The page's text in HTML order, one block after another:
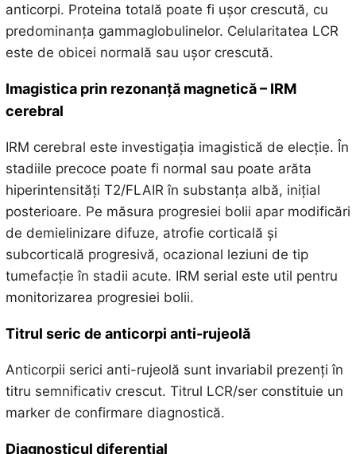
anticorpi. Proteina totală poate fi ușor crescută, cu
predominanța gammaglobulinelor. Celularitatea LCR
este de obicei normală sau ușor crescută.
Imagistica prin rezonanță magnetică – IRM
cerebral
IRM cerebral este investigația imagistică de elecție. În
stadiile precoce poate fi normal sau poate arăta
hiperintensități T2/FLAIR în substanța albă, inițial
posterioare. Pe măsura progresiei bolii apar modificări
de demielinizare difuze, atrofie corticală și
subcorticală progresivă, ocazional leziuni de tip
tumefacție în stadii acute. IRM serial este util pentru
monitorizarea progresiei bolii.
Titrul seric de anticorpi anti-rujeolă
Anticorpii serici anti-rujeolă sunt invariabil prezenți în
titru semnificativ crescut. Titrul LCR/ser constituie un
marker de confirmare diagnostică.
Diagnosticul diferențial